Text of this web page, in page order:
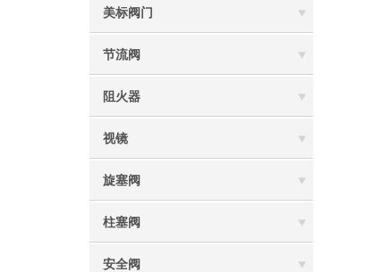
美标阀门
节流阀
阻火器
视镜
旋塞阀
柱塞阀
安全阀